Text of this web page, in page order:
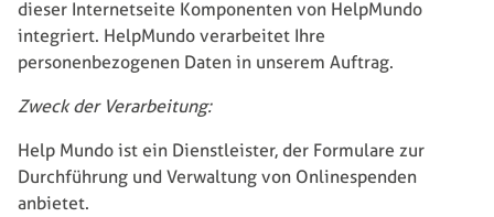
dieser Internetseite Komponenten von HelpMundo
integriert. HelpMundo verarbeitet Ihre
personenbezogenen Daten in unserem Auftrag.
Zweck der Verarbeitung:
Help Mundo ist ein Dienstleister, der Formulare zur
Durchführung und Verwaltung von Onlinespenden
anbietet.